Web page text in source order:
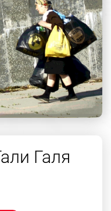
Галя